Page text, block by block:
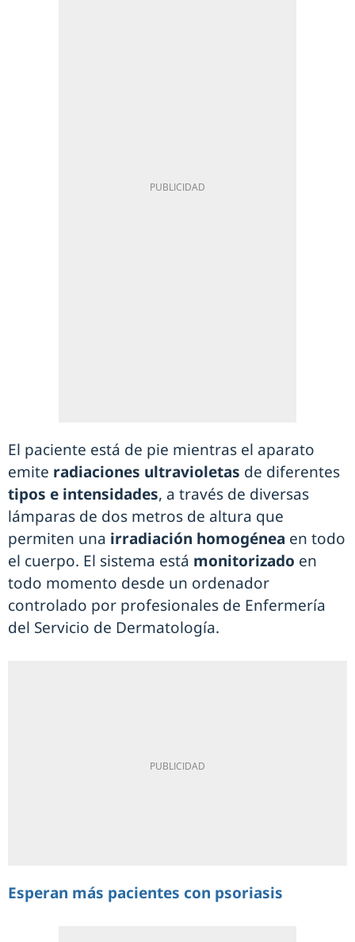
El paciente está de pie mientras el aparato
emite radiaciones ultravioletas de diferentes
tipos e intensidades, a través de diversas
lámparas de dos metros de altura que
permiten una irradiación homogénea en todo
el cuerpo. El sistema está monitorizado en
todo momento desde un ordenador
controlado por profesionales de Enfermería
del Servicio de Dermatología.
Esperan más pacientes con psoriasis